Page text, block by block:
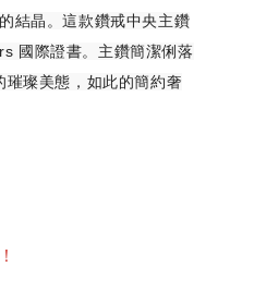
結晶。這款鑽戒中央主鑽
國際證書。主鑽簡潔俐落
璀璨美態，如此的簡約奢